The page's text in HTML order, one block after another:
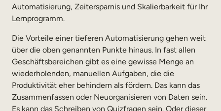
Automatisierung, Zeitersparnis und Skalierbarkeit für Ihr
Lernprogramm.
Die Vorteile einer tieferen Automatisierung gehen weit
über die oben genannten Punkte hinaus. In fast allen
Geschäftsbereichen gibt es eine gewisse Menge an
wiederholenden, manuellen Aufgaben, die die
Produktivität eher behindern als fördern. Das kann das
Zusammenfassen oder Neuorganisieren von Daten sein.
Es kann das Schreiben von Quizfragen sein. Oder dieser